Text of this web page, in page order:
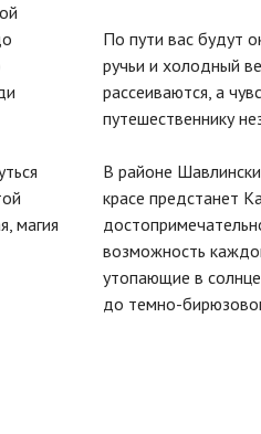
магия
По пути вас будут
ручьи и холодный
рассеиваются, а
путешественнику
В районе
красе предстанет
возможность
утопающие в
до темно-